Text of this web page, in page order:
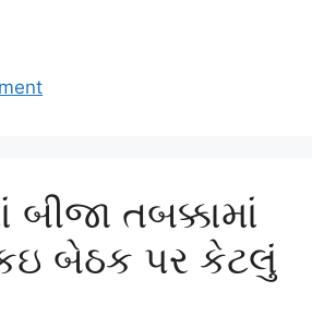
બીજા તબક્કામાં
બેઠક પર કેટલું